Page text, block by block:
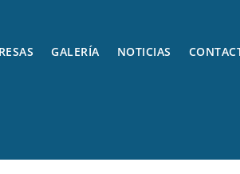
GALERÍA NOTICIAS